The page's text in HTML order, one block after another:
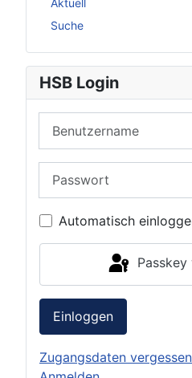
Suche
HSB Login
Automatisch
Einloggen
Zugangsdaten